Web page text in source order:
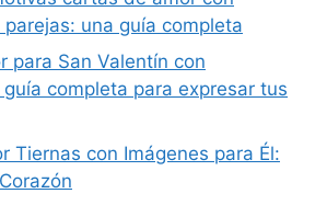
una guía completa
para San Valentín con
completa para expresar tus
Tiernas con Imágenes para Él: